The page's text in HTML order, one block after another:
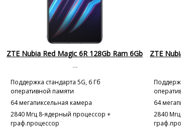
ZTE Nubia Red Magic 6R 128Gb Ram 6Gb
--
Поддержка стандарта 5G, 6 Гб
оперативной памяти
64 мегапиксельная камера
2840 Мгц 8-ядерный процессор +
граф.процессор
ZTE
64
2840